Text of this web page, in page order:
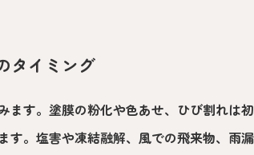
タイミング
す。塗膜の粉化や色あせ、ひび割れは初
す。塩害や凍結融解、風での飛来物、雨